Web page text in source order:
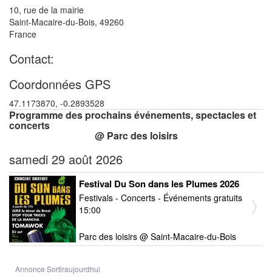
10, rue de la mairie
Saint-Macaire-du-Bois, 49260
France
Contact:
Coordonnées GPS
47.1173870, -0.2893528
Programme des prochains événements, spectacles et
concerts
@ Parc des loisirs
samedi 29 août 2026
Festival Du Son dans les Plumes 2026
Festivals - Concerts - Événements gratuits
15:00
Parc des loisirs @ Saint-Macaire-du-Bois
Annonce Sortiraujourdhui